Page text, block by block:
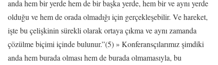
anda hem bir yerde hem de bir başka yerde, hem bir ve aynı yerde
olduğu ve hem de orada olmadığı için gerçekleşebilir. Ve hareket,
işte bu çelişkinin sürekli olarak ortaya çıkma ve aynı zamanda
çözülme biçimi içinde bulunur.”(5) » Konferansçılarımız şimdiki
anda hem burada olması hem de burada olmamasıyla, bu